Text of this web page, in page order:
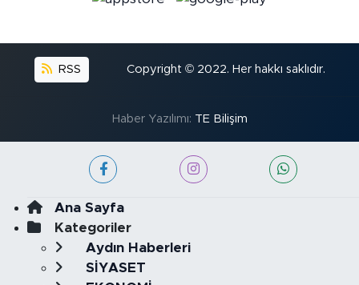
RSS Copyright © 2022. Her hakkı saklıdır.
Haber Yazılımı: TE Bilişim
Ana Sayfa
Kategoriler
Aydın Haberleri
SİYASET